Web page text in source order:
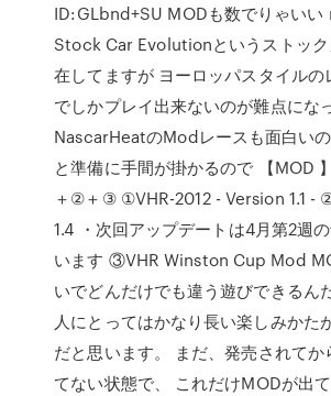
ID:GLbnd+SU MODも数でりゃいい
Stock Car Evolutionというストッ
在してますが ヨーロッパスタイルの
でしかプレイ出来ないのが難点にな
NascarHeatのModレースも面白い
と準備に手間が掛かるので 【MOD
＋②＋③ ①VHR-2012 - Version 1.1 -
1.4 ・次回アップデートは4月第2週
います ③VHR Winston Cup Mod
いでどんだけでも違う遊びできるん
人にとってはかなり長い楽しみかた
だと思います。 まだ、発売されてか
てない状態で、 これだけMODが出